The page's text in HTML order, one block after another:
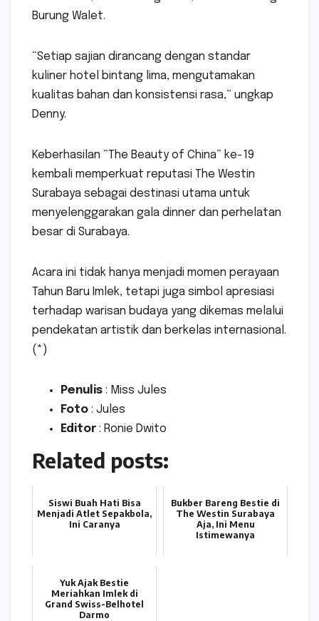
Burung Walet.
“Setiap sajian dirancang dengan standar
kuliner hotel bintang lima, mengutamakan
kualitas bahan dan konsistensi rasa,” ungkap
Denny.
Keberhasilan “The Beauty of China” ke-19
kembali memperkuat reputasi The Westin
Surabaya sebagai destinasi utama untuk
menyelenggarakan gala dinner dan perhelatan
besar di Surabaya.
Acara ini tidak hanya menjadi momen perayaan
Tahun Baru Imlek, tetapi juga simbol apresiasi
terhadap warisan budaya yang dikemas melalui
pendekatan artistik dan berkelas internasional.
(*)
Penulis : Miss Jules
Foto : Jules
Editor : Ronie Dwito
Related posts:
Siswi Buah Hati Bisa
Menjadi Atlet Sepakbola,
Ini Caranya
Bukber Bareng Bestie di
The Westin Surabaya
Aja, Ini Menu
Istimewanya
Yuk Ajak Bestie
Meriahkan Imlek di
Grand Swiss-Belhotel
Darmo